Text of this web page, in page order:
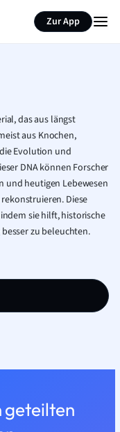
Zur App
das aus längst
aus Knochen,
Evolution und
DNA können Forscher
und heutigen Lebewesen
Diese
sie hilft, historische
zu beleuchten.
geteilten